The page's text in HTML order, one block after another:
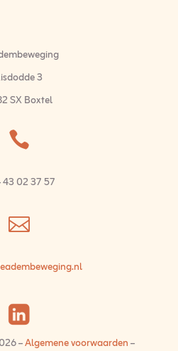
3
SX Boxtel

43 02 37 57

–Algemene voorwaarden–